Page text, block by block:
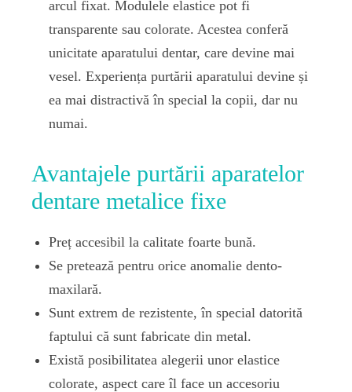
arcul fixat. Modulele elastice pot fi
transparente sau colorate. Acestea conferă
unicitate aparatului dentar, care devine mai
vesel. Experiența purtării aparatului devine și
ea mai distractivă în special la copii, dar nu
numai.
Avantajele purtării aparatelor
dentare metalice fixe
Preț accesibil la calitate foarte bună.
Se pretează pentru orice anomalie dento-
maxilară.
Sunt extrem de rezistente, în special datorită
faptului că sunt fabricate din metal.
Există posibilitatea alegerii unor elastice
colorate, aspect care îl face un accesoriu